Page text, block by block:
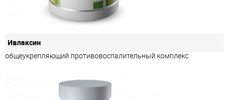
Ивлаксин
общеукрепляющий противовоспалительный комплекс